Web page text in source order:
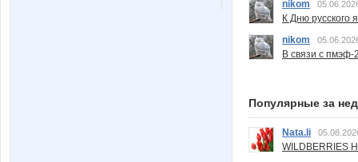
nikom
К Дню русского
nikom
В связи с пмэф-
Популярные за
Nata.li